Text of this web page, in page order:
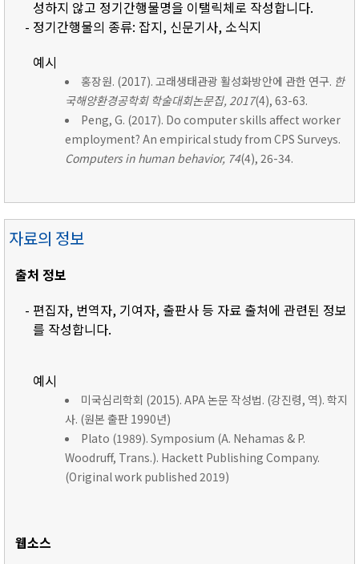
성하지 않고 정기간행물명을 이탤릭체로 작성합니다.
- 정기간행물의 종류: 잡지, 신문기사, 소식지
예시
홍장원. (2017). 고래생태관광 활성화방안에 관한 연구. 한
국해양환경공학회 학술대회논문집, 2017(4), 63-63.
Peng, G. (2017). Do computer skills affect worker
employment? An empirical study from CPS Surveys.
Computers in human behavior, 74(4), 26-34.
자료의 정보
출처 정보
- 편집자, 번역자, 기여자, 출판사 등 자료 출처에 관련된 정보
를 작성합니다.
예시
미국심리학회 (2015). APA 논문 작성법. (강진령, 역). 학지
사. (원본 출판 1990년)
Plato (1989). Symposium (A. Nehamas & P.
Woodruff, Trans.). Hackett Publishing Company.
(Original work published 2019)
웹소스